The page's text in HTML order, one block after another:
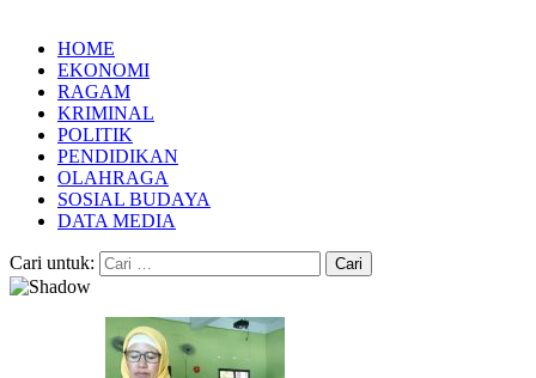
HOME
EKONOMI
RAGAM
KRIMINAL
POLITIK
PENDIDIKAN
OLAHRAGA
SOSIAL BUDAYA
DATA MEDIA
Cari untuk: